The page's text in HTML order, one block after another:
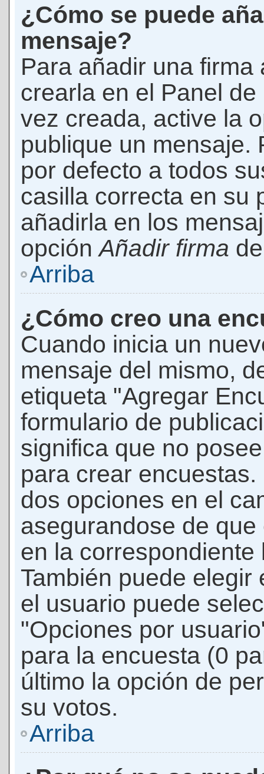
¿Cómo se puede
mensaje?
Para añadir una
crearla en el Panel
vez creada, active la
publique un mensaje.
por defecto a todos
casilla correcta en su
añadirla en los
opciónAñadir firma
Arriba
¿Cómo creo una
Cuando inicia un
mensaje del mismo,
etiqueta "Agregar
formulario de
significa que no
para crear
dos opciones en el
asegurandose de
en la
También puede
el usuario puede
"Opciones por
para la encuesta (0
último la opción de
su votos.
Arriba